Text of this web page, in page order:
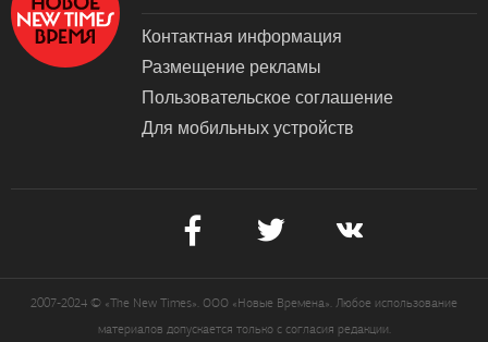
Контактная информация
Размещение рекламы
Пользовательское соглашение
Для мобильных устройств
2007-2024 © «The New Times». ООО «Новые Времена». Любое использование
материалов допускается только с согласия редакции.